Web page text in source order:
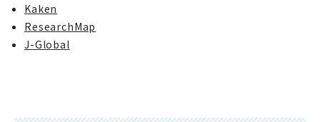
Kaken
ResearchMap
J-Global